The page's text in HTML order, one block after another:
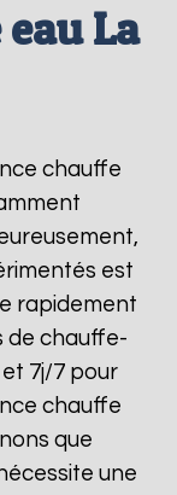
La
chauffe
est
rapidement
de chauffe-
7j/7 pour
chauffe
que
une